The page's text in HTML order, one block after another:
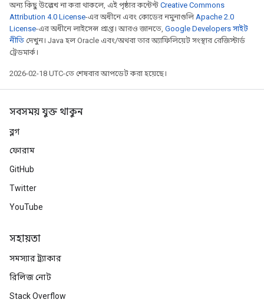
অন্য কিছু উল্লেখ না করা থাকলে, এই পৃষ্ঠার কন্টেন্ট Creative Commons
Attribution 4.0 License-এর অধীনে এবং কোডের নমুনাগুলিApache 2.0
License-এর অধীনে লাইসেন্স প্রাপ্ত। আরও জানতে, Google Developers সাইট
নীতি দেখুন। Java হল Oracle এবং/অথবা তার অ্যাফিলিয়েট সংস্থার রেজিস্টার্ড
ট্রেডমার্ক।
2026-02-18 UTC-তে শেষবার আপডেট করা হয়েছে।
সবসময় যুক্ত থাকুন
ব্লগ
ফোরাম
GitHub
Twitter
YouTube
সহায়তা
সমস্যার ট্র্যাকার
রিলিজ নোট
Stack Overflow